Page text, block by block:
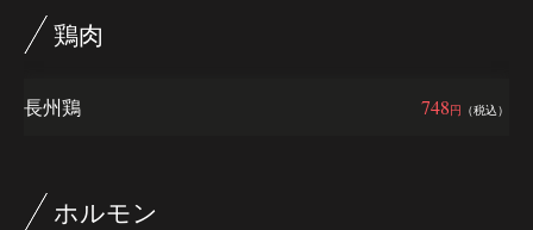
鶏肉
748円 （税込）
長州鶏
ホルモン